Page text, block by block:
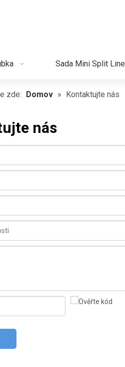
Sada Mini Split Line
zde: Domov » Kontaktujte nás
nás